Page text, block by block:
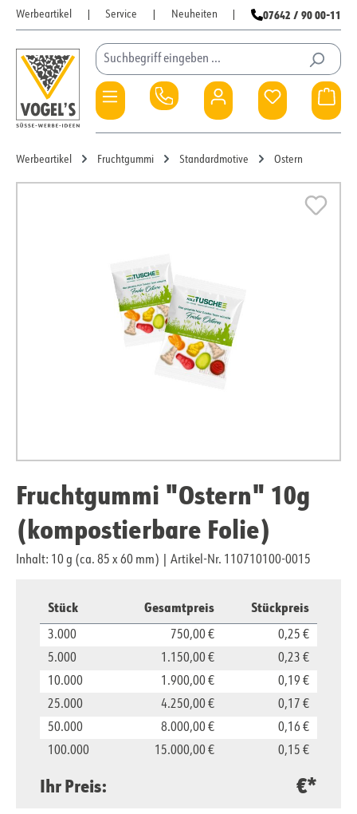
Zum Hauptinhalt springen
Werbeartikel Service Neuheiten 07642 / 90 00-11
Du hast 0
Werbeartikel Fruchtgummi Standardmotive Ostern
Fruchtgummi "Ostern" 10g
(kompostierbare Folie)
Inhalt: 10 g (ca. 85 x 60 mm) Artikel-Nr. 110710100-0015
Stück Gesamtpreis Stückpreis
3.000 750,00 €
0,25 €
5.000
1.150,00 €
0,23 €
10.000
1.900,00 €
0,19 €
25.000
4.250,00 €
0,17 €
50.000
8.000,00 €
0,16 €
100.000
15.000,00 € 0,15 €
Ihr Preis: €*